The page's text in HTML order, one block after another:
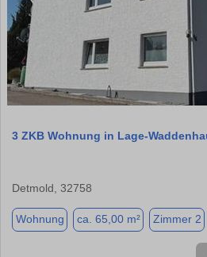
3 ZKB Wohnung in Lage-
Detmold, 32758
Wohnung ca. 65,00 m² Zimmer 2